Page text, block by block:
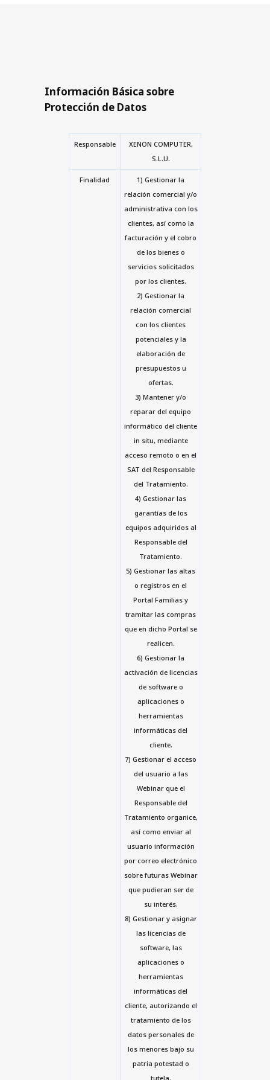
Información Básica sobre
Protección de Datos
Responsable
XENON COMPUTER,
S.L.U.
Finalidad
1) Gestionar la
relación comercial y/o
administrativa con los
clientes, así como la
facturación y el cobro
de los bienes o
servicios solicitados
por los clientes.
2) Gestionar la
relación comercial
con los clientes
potenciales y la
elaboración de
presupuestos u
ofertas.
3) Mantener y/o
reparar del equipo
informático del cliente
in situ, mediante
acceso remoto o en el
SAT del Responsable
del Tratamiento.
4) Gestionar las
garantías de los
equipos adquiridos al
Responsable del
Tratamiento.
5) Gestionar las altas
o registros en el
Portal Familias y
tramitar las compras
que en dicho Portal se
realicen.
6) Gestionar la
activación de licencias
de software o
aplicaciones o
herramientas
informáticas del
cliente.
7) Gestionar el acceso
del usuario a las
Webinar que el
Responsable del
Tratamiento organice,
así como enviar al
usuario información
por correo electrónico
sobre futuras Webinar
que pudieran ser de
su interés.
8) Gestionar y asignar
las licencias de
software, las
aplicaciones o
herramientas
informáticas del
cliente, autorizando el
tratamiento de los
datos personales de
los menores bajo su
patria potestad o
tutela.